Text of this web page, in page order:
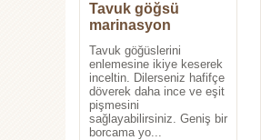
Tavuk göğsü
marinasyon
Tavuk göğüslerini
enlemesine ikiye keserek
inceltin. Dilerseniz hafifçe
döverek daha ince ve eşit
pişmesini
sağlayabilirsiniz. Geniş bir
borcama yo...